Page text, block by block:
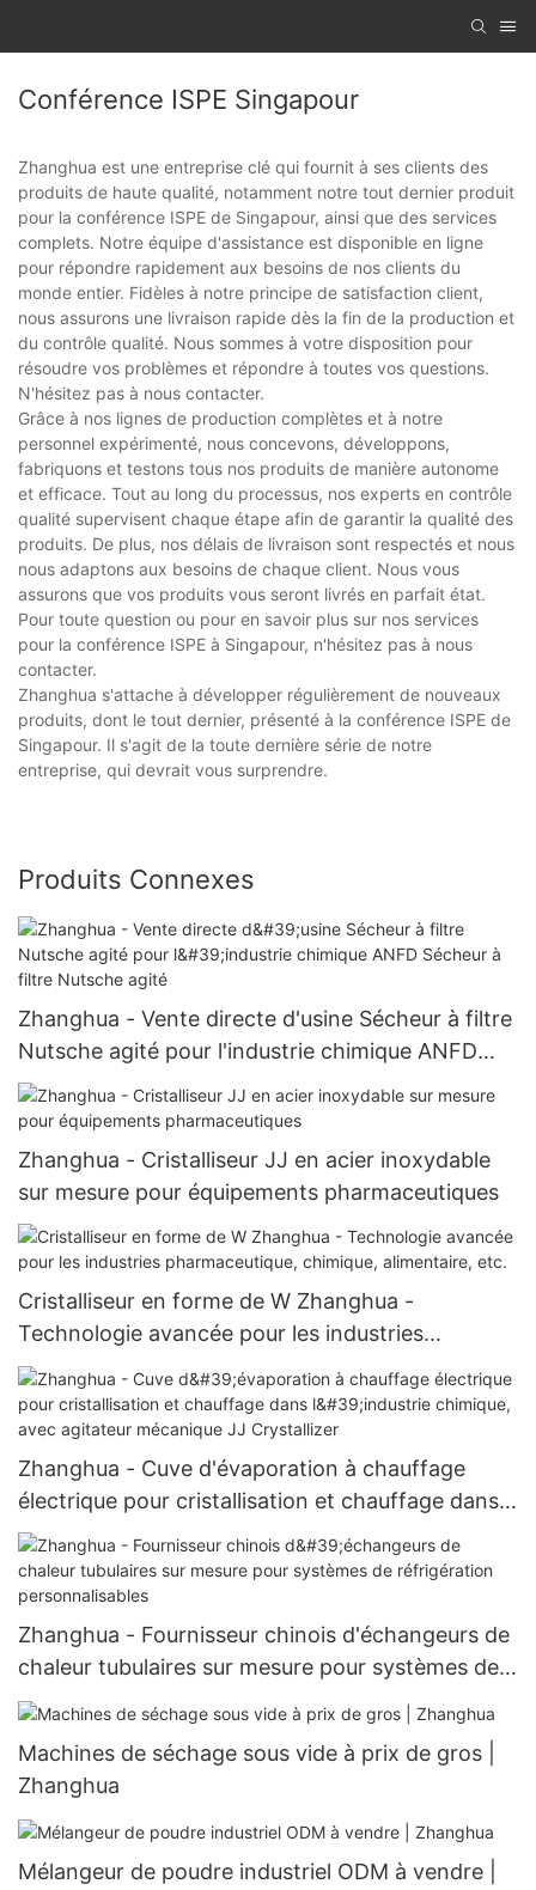
Conférence ISPE Singapour
Zhanghua est une entreprise clé qui fournit à ses clients des
produits de haute qualité, notamment notre tout dernier produit
pour la conférence ISPE de Singapour, ainsi que des services
complets. Notre équipe d'assistance est disponible en ligne
pour répondre rapidement aux besoins de nos clients du
monde entier. Fidèles à notre principe de satisfaction client,
nous assurons une livraison rapide dès la fin de la production et
du contrôle qualité. Nous sommes à votre disposition pour
résoudre vos problèmes et répondre à toutes vos questions.
N'hésitez pas à nous contacter.
Grâce à nos lignes de production complètes et à notre
personnel expérimenté, nous concevons, développons,
fabriquons et testons tous nos produits de manière autonome
et efficace. Tout au long du processus, nos experts en contrôle
qualité supervisent chaque étape afin de garantir la qualité des
produits. De plus, nos délais de livraison sont respectés et nous
nous adaptons aux besoins de chaque client. Nous vous
assurons que vos produits vous seront livrés en parfait état.
Pour toute question ou pour en savoir plus sur nos services
pour la conférence ISPE à Singapour, n'hésitez pas à nous
contacter.
Zhanghua s'attache à développer régulièrement de nouveaux
produits, dont le tout dernier, présenté à la conférence ISPE de
Singapour. Il s'agit de la toute dernière série de notre
entreprise, qui devrait vous surprendre.
Produits Connexes
Zhanghua - Vente directe d'usine Sécheur à filtre
Nutsche agité pour l'industrie chimique ANFD
Sécheur à filtre Nutsche agité
Zhanghua - Cristalliseur JJ en acier inoxydable
sur mesure pour équipements pharmaceutiques
Cristalliseur en forme de W Zhanghua -
Technologie avancée pour les industries
pharmaceutique, chimique, alimentaire, etc.
Zhanghua - Cuve d'évaporation à chauffage
électrique pour cristallisation et chauffage dans
l'industrie chimique, avec agitateur mécanique JJ
Crystallizer
Zhanghua - Fournisseur chinois d'échangeurs de
chaleur tubulaires sur mesure pour systèmes de
réfrigération personnalisables
Machines de séchage sous vide à prix de gros |
Zhanghua
Mélangeur de poudre industriel ODM à vendre |